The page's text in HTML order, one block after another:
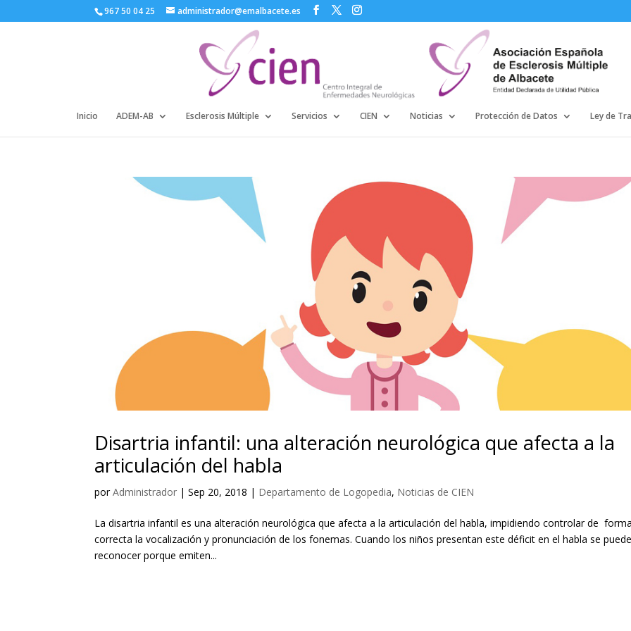
967 50 04 25 administrador@emalbacete.es
Inicio ADEM-AB Esclerosis Múltiple Servicios CIEN Noticias Protección de Datos Ley de
Disartria infantil: una alteración neurológica que afecta a la
articulación del habla
porAdministrador |Sep 20, 2018 | Departamento de Logopedia, Noticias de CIEN
La disartria infantil es una alteración neurológica que afecta a la articulación del habla, impidiendo controlar de
correcta la vocalización y pronunciación de los fonemas. Cuando los niños presentan este déficit en el habla se
reconocer porque emiten...